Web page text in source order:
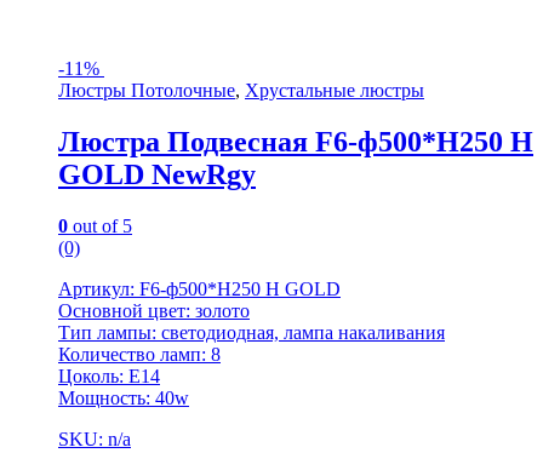
-11%
Люстры Потолочные, Хрустальные люстры
Люстра Подвесная F6-ф500*H250 H
GOLD NewRgy
0 out of 5
(0)
Артикул: F6-ф500*H250 H GOLD
Основной цвет: золото
Тип лампы: светодиодная, лампа накаливания
Количество ламп: 8
Цоколь: E14
Мощность: 40w
SKU: n/a